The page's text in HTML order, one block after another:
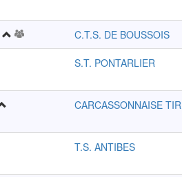
C.T.S. DE BOUSSOIS
S.T. PONTARLIER
CARCASSONNAISE TIR
T.S. ANTIBES